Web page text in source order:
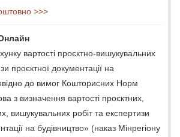
>>>
вартості проєктно-вишукувальних
проєктної документації на
до вимог Кошторисних Норм
з визначення вартості проєктних,
вишукувальних робіт та експертизи
на будівництво» (наказ Мінрегіону